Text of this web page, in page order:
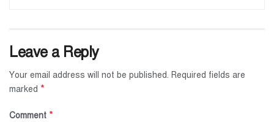
Leave a Reply
Your email address will not be published. Required fields are
marked *
Comment *